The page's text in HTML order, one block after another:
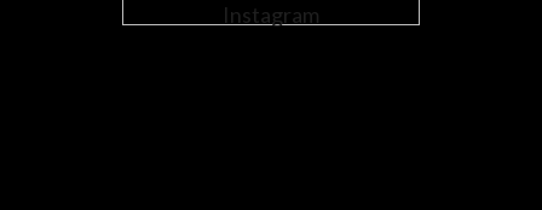
Instagram